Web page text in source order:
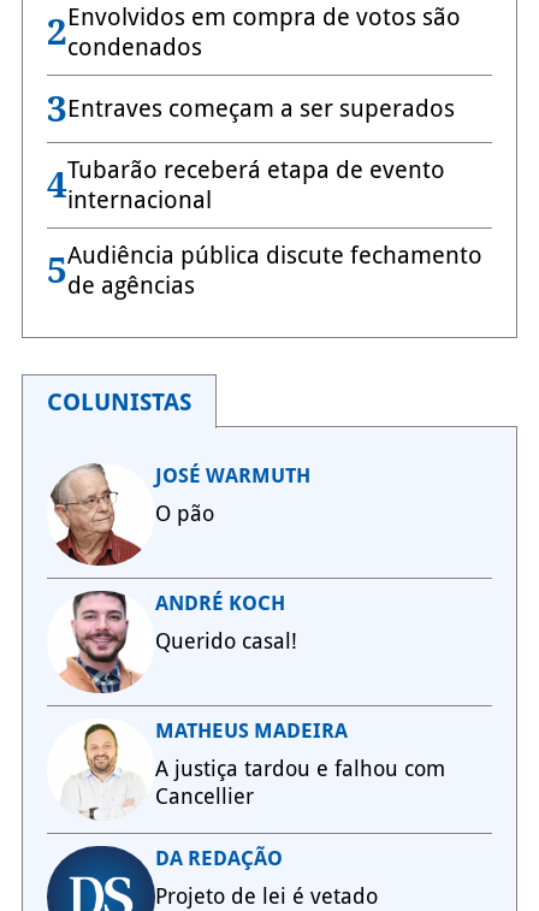
2Envolvidos em compra de votos são
condenados
3Entraves começam a ser superados
4Tubarão receberá etapa de evento
internacional
5Audiência pública discute fechamento
de agências
COLUNISTAS
JOSÉ WARMUTH
O pão
ANDRÉ KOCH
Querido casal!
MATHEUS MADEIRA
A justiça tardou e falhou com
Cancellier
DA REDAÇÃO
Projeto de lei é vetado